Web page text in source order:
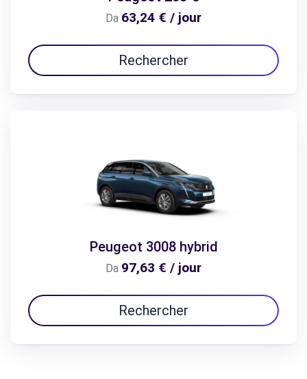
Da 63,24 € / jour
Rechercher
Peugeot 3008 hybrid
Da 97,63 € / jour
Rechercher